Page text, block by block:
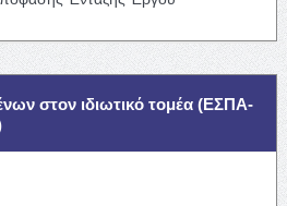
στον ιδιωτικό τομέα (ΕΣΠΑ-